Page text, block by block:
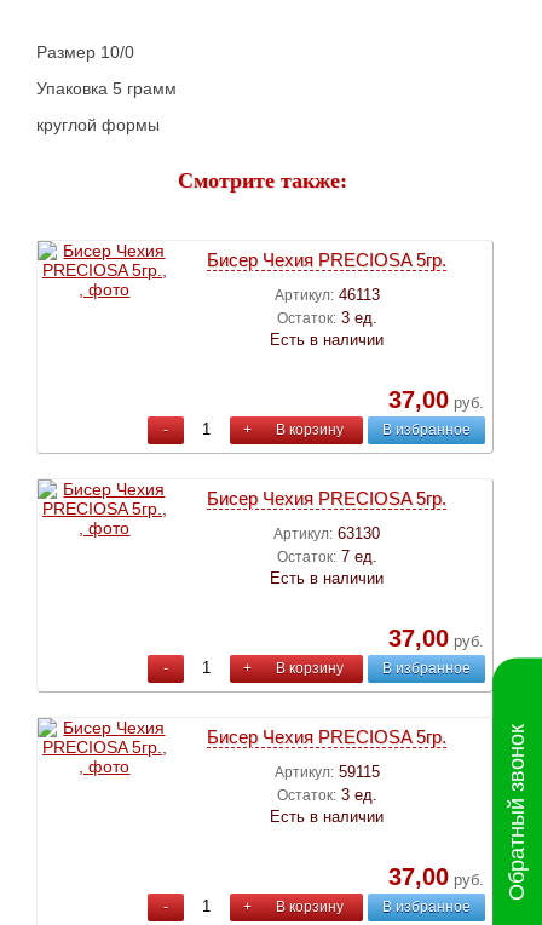
Размер 10/0
Упаковка 5 грамм
круглой формы
Смотрите также:
Бисер Чехия PRECIOSA 5гр.
Артикул: 46113
Остаток: 3 ед.
Есть в наличии
37,00руб.
- + В корзину В избранное
Бисер Чехия PRECIOSA 5гр.
Артикул: 63130
Остаток: 7 ед.
Есть в наличии
37,00руб.
- + В корзину В избранное
Бисер Чехия PRECIOSA 5гр.
Артикул: 59115
Остаток: 3 ед.
Есть в наличии
37,00руб.
- + В корзину В избранное
Обратный звонок